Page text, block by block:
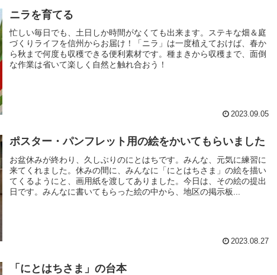
ニラを育てる
忙しい毎日でも、土日しか時間がなくても出来ます。ステキな畑＆庭
づくりライフを信州からお届け！「ニラ」は一度植えておけば、春か
ら秋まで何度も収穫できる便利素材です。種まきから収穫まで、面倒
な作業は省いて楽しく自然と触れ合おう！
2023.09.05
ポスター・パンフレット用の絵をかいてもらいました
お盆休みが終わり、久しぶりのにとはちです。みんな、元気に練習に
来てくれました。休みの間に、みんなに「にとはちさま」の絵を描い
てくるようにと、画用紙を渡してありました。今日は、その絵の提出
日です。みんなに書いてもらった絵の中から、地区の掲示板...
2023.08.27
「にとはちさま」の台本